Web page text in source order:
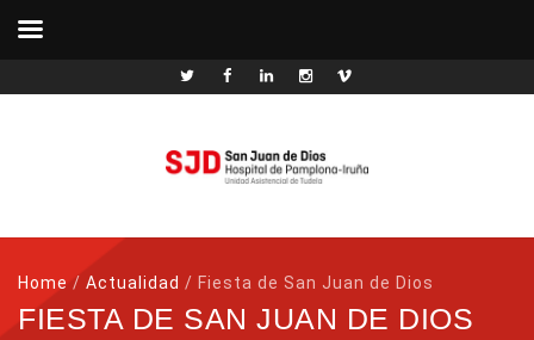
Home/ Actualidad / Fiesta de San Juan de Dios
FIESTA DE SAN JUAN DE DIOS